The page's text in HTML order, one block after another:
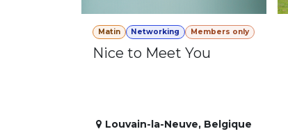
Matin Networking Members only
Nice to Meet You
Louvain-la-Neuve, Belgique